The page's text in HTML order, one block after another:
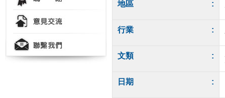
地區 :
行業 :
文類 :
日期 :